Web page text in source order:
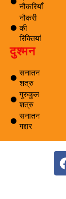
नौकरियाँ
नौकरी
की
रिक्तियां
दुश्मन
सनातन
शत्रु
गुरुकुल
शत्रु
सनातन
गद्दार